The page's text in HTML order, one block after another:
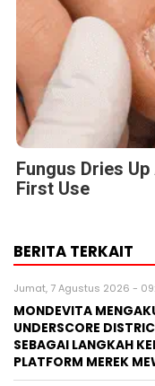
Fungus Dries
First Use
BERITA TERKAIT
Jumat, 7 Agustus 2026 -
MONDEVITA
UNDERSCORE
SEBAGAI LANGKAH
PLATFORM MEREK